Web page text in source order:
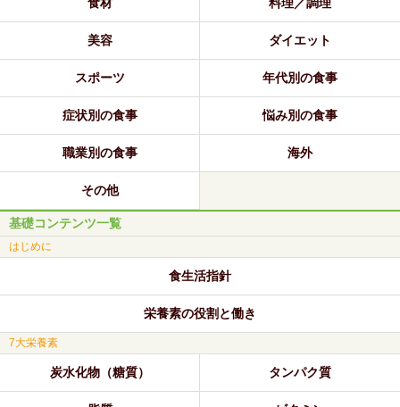
美容 ダイエット
スポーツ 年代別の食事
症状別の食事 悩み別の食事
職業別の食事 海外
その他
基礎コンテンツ一覧
はじめに
食生活指針
栄養素の役割と働き
7大栄養素
炭水化物（糖質） タンパク質